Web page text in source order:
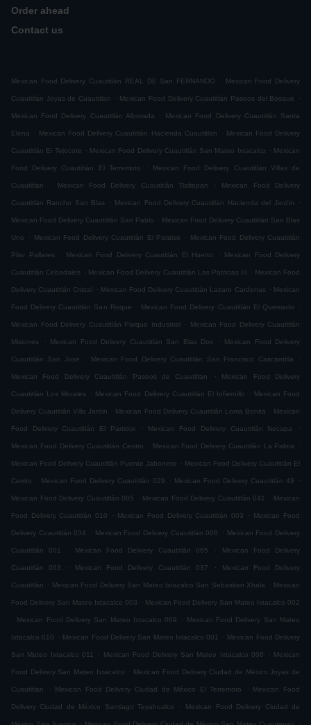
Order ahead
Contact us
Mexican Food Delivery Cuautitlán REAL DE San FERNANDO . Mexican Food Delivery
Cuautitlán Joyas de Cuautitlan . Mexican Food Delivery Cuautitlán Paseos del Bosque .
Mexican Food Delivery Cuautitlán Alborada . Mexican Food Delivery Cuautitlán Santa
Elena . Mexican Food Delivery Cuautitlán Hacienda Cuautitlan . Mexican Food Delivery
Cuautitlán El Tejocote . Mexican Food Delivery Cuautitlán San Mateo Ixtacalco . Mexican
Food Delivery Cuautitlán El Terremoto . Mexican Food Delivery Cuautitlán Villas de
Cuautitlan . Mexican Food Delivery Cuautitlán Tlaltepan . Mexican Food Delivery
Cuautitlán Rancho San Blas . Mexican Food Delivery Cuautitlán Hacienda del Jardín .
Mexican Food Delivery Cuautitlán San Pablo . Mexican Food Delivery Cuautitlán San Blas
Uno . Mexican Food Delivery Cuautitlán El Paraiso . Mexican Food Delivery Cuautitlán
Pilar Pallares . Mexican Food Delivery Cuautitlán El Huerto . Mexican Food Delivery
Cuautitlán Cebadales . Mexican Food Delivery Cuautitlán Las Patricias III . Mexican Food
Delivery Cuautitlán Cristal . Mexican Food Delivery Cuautitlán Lazaro Cardenas . Mexican
Food Delivery Cuautitlán San Roque . Mexican Food Delivery Cuautitlán El Quemado .
Mexican Food Delivery Cuautitlán Parque Industrial . Mexican Food Delivery Cuautitlán
Misiones . Mexican Food Delivery Cuautitlán San Blas Dos . Mexican Food Delivery
Cuautitlán San Jose . Mexican Food Delivery Cuautitlán San Francisco Cascantitla .
Mexican Food Delivery Cuautitlán Paseos de Cuautitlan . Mexican Food Delivery
Cuautitlán Los Morales . Mexican Food Delivery Cuautitlán El Infiernillo . Mexican Food
Delivery Cuautitlán Villa Jardin . Mexican Food Delivery Cuautitlán Loma Bonita . Mexican
Food Delivery Cuautitlán El Partidor . Mexican Food Delivery Cuautitlán Necapa .
Mexican Food Delivery Cuautitlán Centro . Mexican Food Delivery Cuautitlán La Palma .
Mexican Food Delivery Cuautitlán Puente Jabonero . Mexican Food Delivery Cuautitlán El
Cerrito . Mexican Food Delivery Cuautitlán 029 . Mexican Food Delivery Cuautitlán 49 .
Mexican Food Delivery Cuautitlán 005 . Mexican Food Delivery Cuautitlán 041 . Mexican
Food Delivery Cuautitlán 010 . Mexican Food Delivery Cuautitlán 003 . Mexican Food
Delivery Cuautitlán 034 . Mexican Food Delivery Cuautitlán 008 . Mexican Food Delivery
Cuautitlán 001 . Mexican Food Delivery Cuautitlán 065 . Mexican Food Delivery
Cuautitlán 063 . Mexican Food Delivery Cuautitlán 037 . Mexican Food Delivery
Cuautitlán . Mexican Food Delivery San Mateo Ixtacalco San Sebastian Xhala . Mexican
Food Delivery San Mateo Ixtacalco 003 . Mexican Food Delivery San Mateo Ixtacalco 002
. Mexican Food Delivery San Mateo Ixtacalco 009 . Mexican Food Delivery San Mateo
Ixtacalco 010 . Mexican Food Delivery San Mateo Ixtacalco 001 . Mexican Food Delivery
San Mateo Ixtacalco 011 . Mexican Food Delivery San Mateo Ixtacalco 006 . Mexican
Food Delivery San Mateo Ixtacalco . Mexican Food Delivery Ciudad de México Joyas de
Cuautitlan . Mexican Food Delivery Ciudad de México El Terremoto . Mexican Food
Delivery Ciudad de México Santiago Teyahualco . Mexican Food Delivery Ciudad de
. .